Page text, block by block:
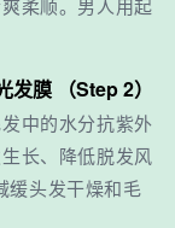
柔顺。男人用起
发膜 （Step 2）
中的水分抗紫外
长、降低脱发风
缓头发干燥和毛